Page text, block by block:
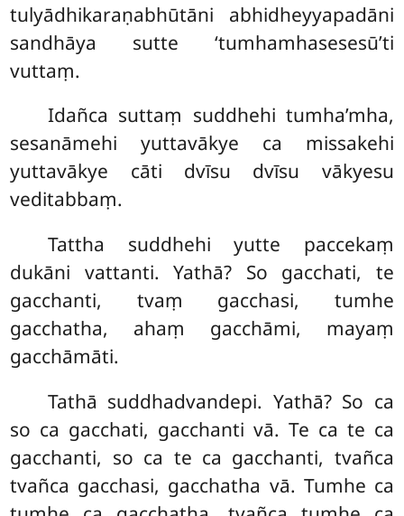
tulyādhikaraṇabhūtāni abhidheyyapadāni
sandhāya sutte ‘tumhamhasesesū’ti
vuttaṃ.
Idañca suttaṃ suddhehi tumha’mha,
sesanāmehi yuttavākye ca missakehi
yuttavākye cāti dvīsu dvīsu vākyesu
veditabbaṃ.
Tattha suddhehi yutte paccekaṃ
dukāni vattanti. Yathā? So gacchati, te
gacchanti, tvaṃ gacchasi, tumhe
gacchatha, ahaṃ gacchāmi, mayaṃ
gacchāmāti.
Tathā suddhadvandepi. Yathā? So ca
so ca gacchati, gacchanti vā. Te ca te ca
gacchanti, so ca te ca gacchanti, tvañca
tvañca gacchasi, gacchatha vā. Tumhe ca